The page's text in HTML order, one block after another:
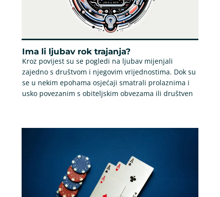
Ima li ljubav rok trajanja?
Kroz povijest su se pogledi na ljubav mijenjali
zajedno s društvom i njegovim vrijednostima. Dok su
se u nekim epohama osjećaji smatrali prolaznima i
usko povezanim s obiteljskim obvezama ili društven